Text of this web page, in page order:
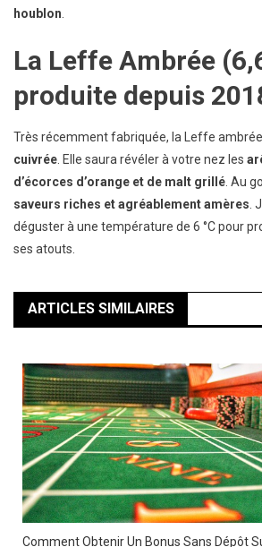
houblon.
La Leffe Ambrée
produite depuis
Très récemment fabriquée, la Leffe ambrée
cuivrée. Elle saura révéler à votre nez les
d’écorces d’orange et de malt grillé. Au
saveurs riches et agréablement amères.
déguster à une température de 6 °C pour
ses atouts.
ARTICLES SIMILAIRES
Comment Obtenir Un Bonus Sans Dépôt